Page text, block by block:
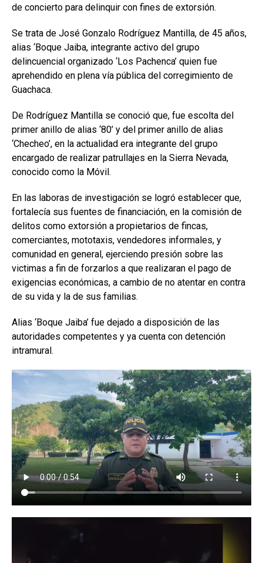
de concierto para delinquir con fines de extorsión.
Se trata de José Gonzalo Rodríguez Mantilla, de 45 años,
alias ‘Boque Jaiba, integrante activo del grupo
delincuencial organizado ‘Los Pachenca’ quien fue
aprehendido en plena vía pública del corregimiento de
Guachaca.
De Rodríguez Mantilla se conoció que, fue escolta del
primer anillo de alias ‘80’ y del primer anillo de alias
‘Checheo’, en la actualidad era integrante del grupo
encargado de realizar patrullajes en la Sierra Nevada,
conocido como la Móvil.
En las laboras de investigación se logró establecer que,
fortalecía sus fuentes de financiación, en la comisión de
delitos como extorsión a propietarios de fincas,
comerciantes, mototaxis, vendedores informales, y
comunidad en general, ejerciendo presión sobre las
victimas a fin de forzarlos a que realizaran el pago de
exigencias económicas, a cambio de no atentar en contra
de su vida y la de sus familias.
Alias ‘Boque Jaiba’ fue dejado a disposición de las
autoridades competentes y ya cuenta con detención
intramural.